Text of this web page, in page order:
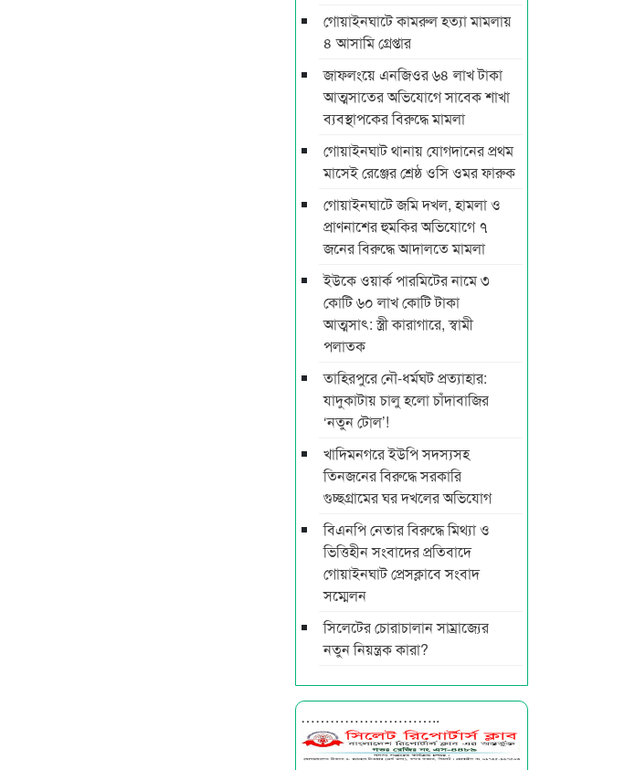
গোয়াইনঘাটে কামরুল হত্যা মামলায়
৪ আসামি গ্রেপ্তার
জাফলংয়ে এনজিওর ৬৪ লাখ টাকা
আত্মসাতের অভিযোগে সাবেক শাখা
ব্যবস্থাপকের বিরুদ্ধে মামলা
গোয়াইনঘাট থানায় যোগদানের প্রথম
মাসেই রেঞ্জের শ্রেষ্ঠ ওসি ওমর ফারুক
গোয়াইনঘাটে জমি দখল, হামলা ও
প্রাণনাশের হুমকির অভিযোগে ৭
জনের বিরুদ্ধে আদালতে মামলা
ইউকে ওয়ার্ক পারমিটের নামে ৩
কোটি ৬০ লাখ কোটি টাকা
আত্মসাৎ: স্ত্রী কারাগারে, স্বামী
পলাতক
তাহিরপুরে নৌ-ধর্মঘট প্রত্যাহার:
যাদুকাটায় চালু হলো চাঁদাবাজির
‘নতুন টোল’!
খাদিমনগরে ইউপি সদস্যসহ
তিনজনের বিরুদ্ধে সরকারি
গুচ্ছগ্রামের ঘর দখলের অভিযোগ
বিএনপি নেতার বিরুদ্ধে মিথ্যা ও
ভিত্তিহীন সংবাদের প্রতিবাদে
গোয়াইনঘাট প্রেসক্লাবে সংবাদ
সম্মেলন
সিলেটের চোরাচালান সাম্রাজ্যের
নতুন নিয়ন্ত্রক কারা?
………………………..